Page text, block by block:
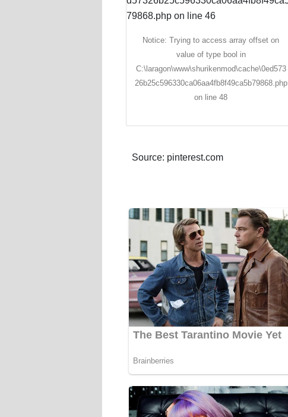
Notice: Trying to access array offset on
value of type bool in
C:\laragon\www\shurikenmod\cache\0ed573
26b25c596330ca06aa4fb8f49ca5b79868.php
on line 48
Source: pinterest.com